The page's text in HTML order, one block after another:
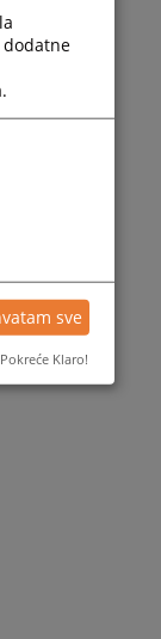
sve
Pokreće Klaro!